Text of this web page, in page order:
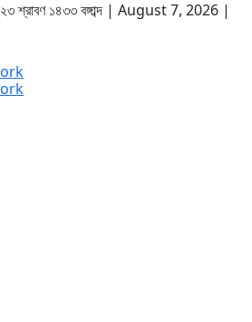
২৩ শ্রাবণ ১৪৩৩ বঙ্গাব্দ | August 7, 2026 |